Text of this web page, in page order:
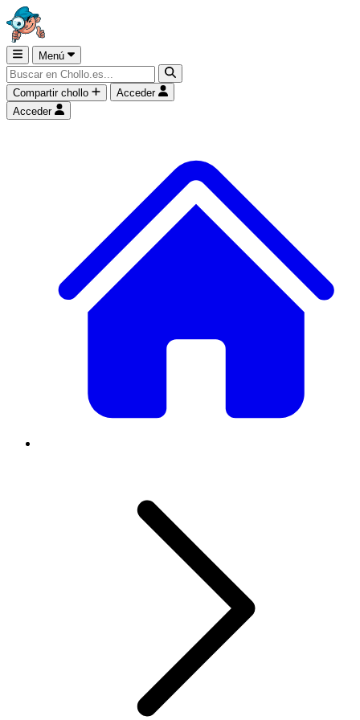
Menú
Compartir chollo
Acceder
Acceder